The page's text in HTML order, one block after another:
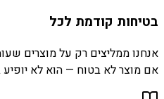
בטיחות קודמת לכל
אנחנו ממליצים רק על מוצרים
אם מוצר לא בטוח — הוא לא